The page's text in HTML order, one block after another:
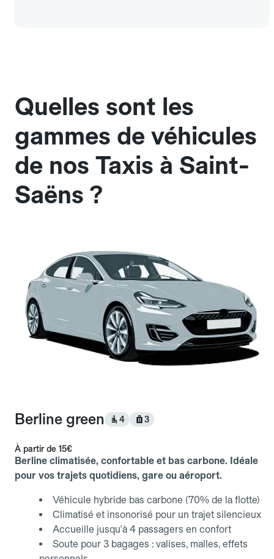
Quelles sont les
gammes de véhicules
de nos Taxis à Saint-
Saëns ?
Berline green 4 3
À partir de 15€
Berline climatisée, confortable et bas carbone. Idéale
pour vos trajets quotidiens, gare ou aéroport.
Véhicule hybride bas carbone (70% de la flotte)
Climatisé et insonorisé pour un trajet silencieux
Accueille jusqu'à 4 passagers en confort
Soute pour 3 bagages : valises, malles, effets